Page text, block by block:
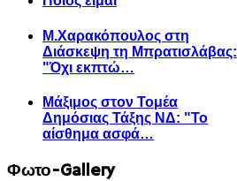
Μ.Χαρακόπουλος στη
Διάσκεψη τη Μπρατισλάβας:
"Όχι εκπτώ…
Μάξιμος στον Τομέα
Δημόσιας Τάξης ΝΔ: "Το
αίσθημα ασφά…
Φωτο-Gallery